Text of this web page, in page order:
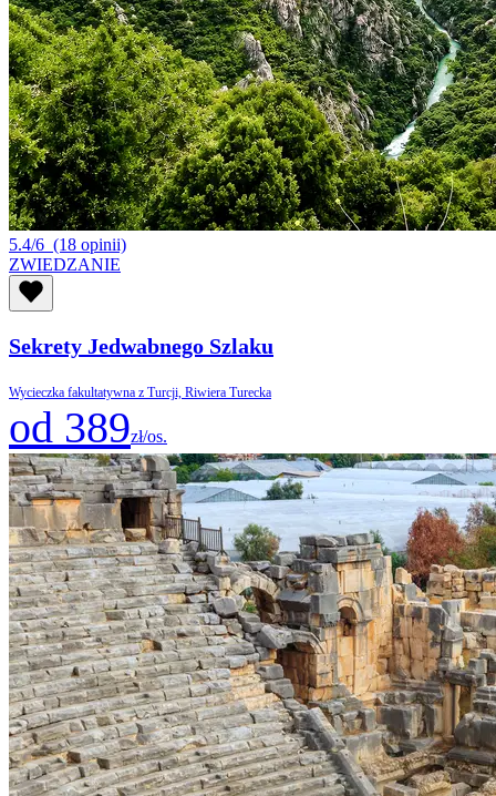
5.4/6 (18 opinii)
ZWIEDZANIE
Sekrety Jedwabnego Szlaku
Wycieczka fakultatywna z Turcji, Riwiera Turecka
od 389zł/os.